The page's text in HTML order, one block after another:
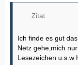
Zitat
Ich finde es gut
Netz gehe,mich
Lesezeichen u.s.w